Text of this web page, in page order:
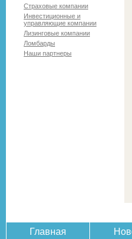
Страховые компании
Инвестиционные и
управляющие компании
Лизинговые компании
Ломбарды
Наши партнеры
Главная